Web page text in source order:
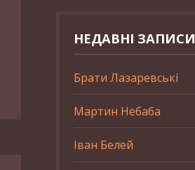
НЕДАВНІ ЗАПИСИ
Брати Лазаревські
Мартин Небаба
Іван Белей